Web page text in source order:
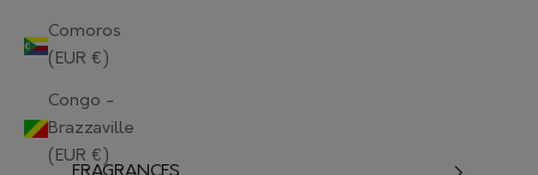
Comoros
(EUR €)
Congo -
Brazzaville
(EUR €)